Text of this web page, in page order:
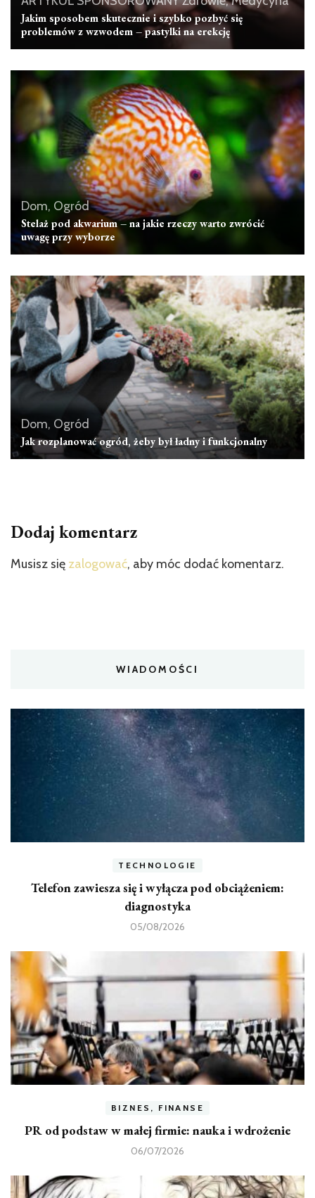
Jakim sposobem skutecznie i szybko pozbyć się
problemów z wzwodem – pastylki na erekcję
Dom, Ogród
Stelaż pod akwarium – na jakie rzeczy warto zwrócić
uwagę przy wyborze
Dom, Ogród
Jak rozplanować ogród, żeby był ładny i funkcjonalny
Dodaj komentarz
Musisz się zalogować, aby móc dodać komentarz.
WIADOMOŚCI
TECHNOLOGIE
Telefon zawiesza się i wyłącza pod obciążeniem:
diagnostyka
05/08/2026
BIZNES, FINANSE
PR od podstaw w małej firmie: nauka i wdrożenie
06/07/2026